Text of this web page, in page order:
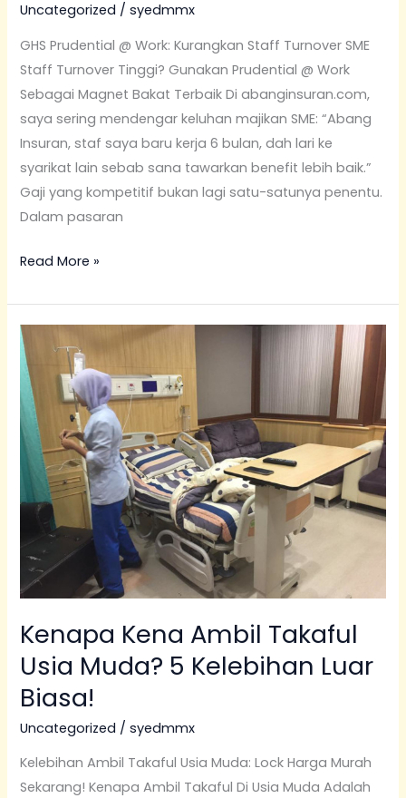
Uncategorized /syedmmx
GHS Prudential @ Work: Kurangkan Staff Turnover SME
Staff Turnover Tinggi? Gunakan Prudential @ Work
Sebagai Magnet Bakat Terbaik Di abanginsuran.com,
saya sering mendengar keluhan majikan SME: “Abang
Insuran, staf saya baru kerja 6 bulan, dah lari ke
syarikat lain sebab sana tawarkan benefit lebih baik.”
Gaji yang kompetitif bukan lagi satu-satunya penentu.
Dalam pasaran
Read More »
Kenapa Kena Ambil Takaful
Usia Muda? 5 Kelebihan Luar
Biasa!
Uncategorized /syedmmx
Kelebihan Ambil Takaful Usia Muda: Lock Harga Murah
Sekarang! Kenapa Ambil Takaful Di Usia Muda Adalah
Kenapa
Kena
Ambil
Takaful
Usia
Muda?
Kelebihan
Biasa!